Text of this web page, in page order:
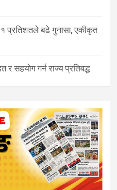
प्रतिशतले बढे गुनासा, एकीकृत
र सहयोग गर्न राज्य प्रतिबद्ध